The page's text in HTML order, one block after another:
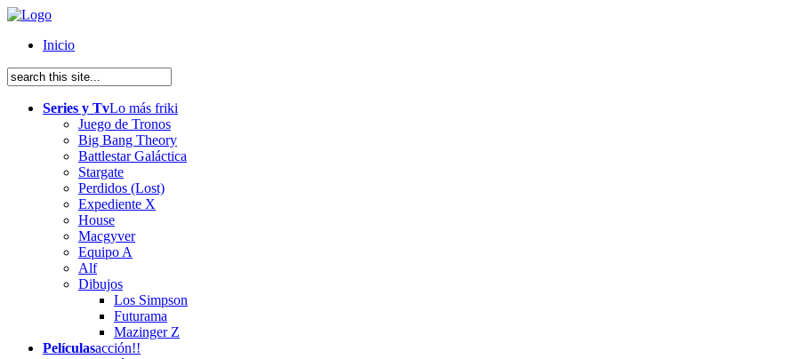
Inicio
Series y TvLo más friki
Juego de Tronos
Big Bang Theory
Battlestar Galáctica
Stargate
Perdidos (Lost)
Expediente X
House
Macgyver
Equipo A
Alf
Dibujos
Los Simpson
Futurama
Mazinger Z
Películasacción!!